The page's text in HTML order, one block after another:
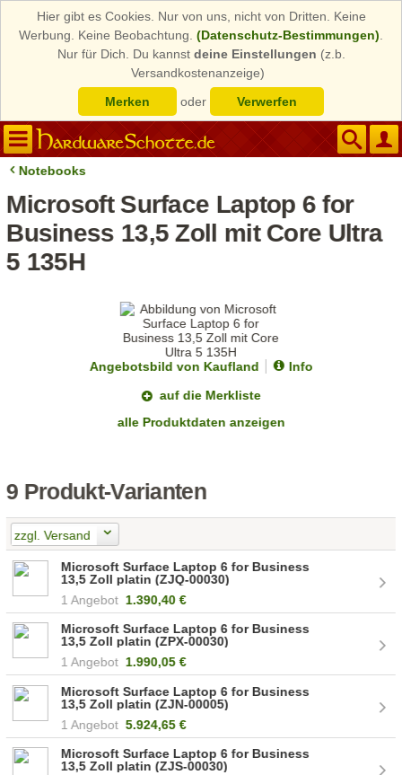
Hier gibt es Cookies. Nur von uns, nicht von Dritten. Keine
Werbung. Keine Beobachtung. (Datenschutz-Bestimmungen)
Nur für Dich. Du kannst deine Einstellungen (z.b.
Versandkostenanzeige)
Merken
oder Verwerfen
Notebooks
Microsoft Surface Laptop 6 for
Business 13,5 Zoll mit Core Ultra
5 135H
Angebotsbild von Kaufland
Info
auf die Merkliste
alle Produktdaten anzeigen
9 Produkt-Varianten
zzgl. Versand
Microsoft Surface Laptop 6 for Business
13,5 Zoll platin (ZJQ-00030)
1 Angebot 1.390,40 €
Microsoft Surface Laptop 6 for Business
13,5 Zoll platin (ZPX-00030)
1 Angebot 1.990,05 €
Microsoft Surface Laptop 6 for Business
13,5 Zoll platin (ZJN-00005)
1 Angebot 5.924,65 €
Microsoft Surface Laptop 6 for Business
13,5 Zoll platin (ZJS-00030)